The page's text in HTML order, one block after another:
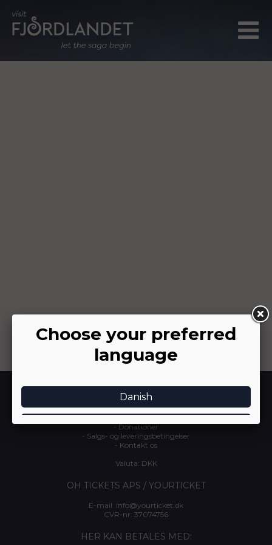
INFORMATION
-Om YourTicket
-Arrangør login
-Donationer
- Salgs- og leveringsbetingelser
- Kontakt os
Valuta: DKK
OH TICKETS APS / YOURTICKET
E-mail: info@yourticket.dk
CVR-nr: 37074756
HER KAN BETALES MED: